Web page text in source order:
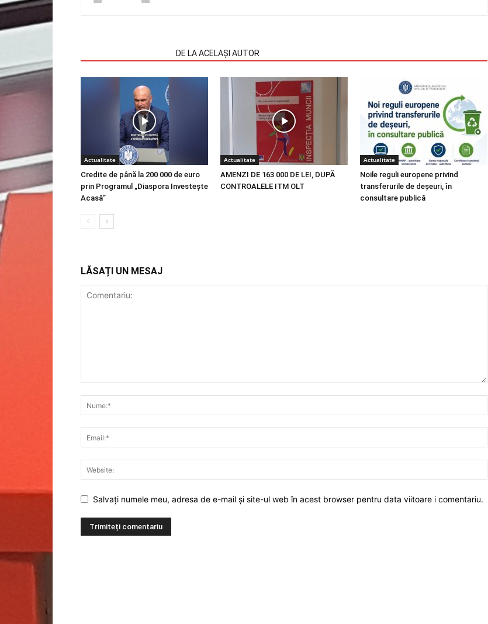
DE LA ACELAȘI AUTOR
Actualitate
Credite de până la 200 000 de euro
prin Programul „Diaspora Investește
Acasă”
Actualitate
AMENZI DE 163 000 DE LEI, DUPĂ
CONTROALELE ITM OLT
Actualitate
Noile reguli europene privind
transferurile de deșeuri, în
consultare publică
LĂSAȚI UN MESAJ
Salvați numele meu, adresa de e-mail și site-ul web în acest browser pentru data viitoare i comentariu.